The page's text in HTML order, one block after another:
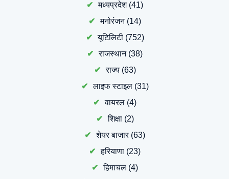
मध्यप्रदेश(41)
मनोरंजन(14)
यूटिलिटी(752)
राजस्थान(38)
राज्य(63)
लाइफ स्टाइल(31)
वायरल (4)
शिक्षा(2)
शेयर बाजार(63)
हरियाणा (23)
हिमाचल (4)